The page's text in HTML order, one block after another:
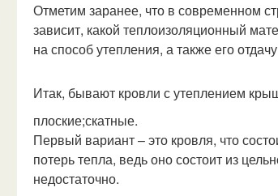
Отметим заранее, что в современном
зависит, какой теплоизоляционный
на способ утепления, а также его
Итак, бывают кровли с утеплением
плоские;скатные.
Первый вариант – это кровля, что
потерь тепла, ведь оно состоит из
недостаточно.